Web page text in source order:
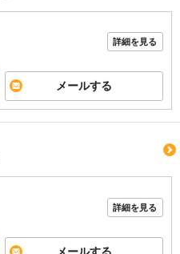
詳細を見る
メールする
詳細を見る